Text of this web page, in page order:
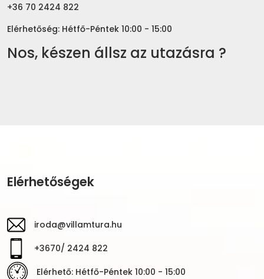
+36 70 2424 822
Elérhetőség: Hétfő-Péntek 10:00 - 15:00
Nos, készen állsz az utazásra ?
Elérhetőségek
iroda@villamtura.hu
+3670/ 2424 822
Elérhető: Hétfő-Péntek 10:00 - 15:00